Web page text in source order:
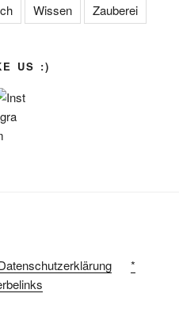
Wissen Zauberei
US :)
*